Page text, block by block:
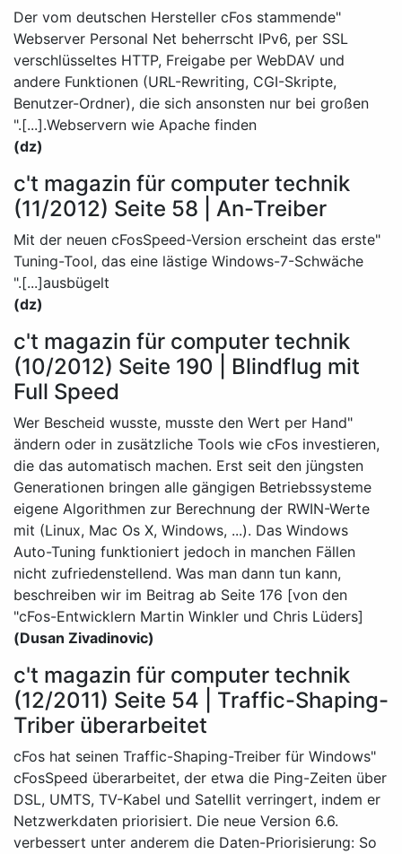
"Der vom deutschen Hersteller cFos stammende
Webserver Personal Net beherrscht IPv6, per SSL
verschlüsseltes HTTP, Freigabe per WebDAV und
andere Funktionen (URL-Rewriting, CGI-Skripte,
Benutzer-Ordner), die sich ansonsten nur bei großen
Webservern wie Apache finden.[...]."
(dz)
c't magazin für computer technik
(11/2012) Seite 58 | An-Treiber
"Mit der neuen cFosSpeed-Version erscheint das erste
Tuning-Tool, das eine lästige Windows-7-Schwäche
ausbügelt[...]."
(dz)
c't magazin für computer technik
(10/2012) Seite 190 | Blindflug mit
Full Speed
"Wer Bescheid wusste, musste den Wert per Hand
ändern oder in zusätzliche Tools wie cFos investieren,
die das automatisch machen. Erst seit den jüngsten
Generationen bringen alle gängigen Betriebssysteme
eigene Algorithmen zur Berechnung der RWIN-Werte
mit (Linux, Mac Os X, Windows, ...). Das Windows
Auto-Tuning funktioniert jedoch in manchen Fällen
nicht zufriedenstellend. Was man dann tun kann,
beschreiben wir im Beitrag ab Seite 176 [von den
cFos-Entwicklern Martin Winkler und Chris Lüders]"
(Dusan Zivadinovic)
c't magazin für computer technik
(12/2011) Seite 54 | Traffic-Shaping-
Triber überarbeitet
"cFos hat seinen Traffic-Shaping-Treiber für Windows
cFosSpeed überarbeitet, der etwa die Ping-Zeiten über
DSL, UMTS, TV-Kabel und Satellit verringert, indem er
Netzwerkdaten priorisiert. Die neue Version 6.6.
verbessert unter anderem die Daten-Priorisierung: So